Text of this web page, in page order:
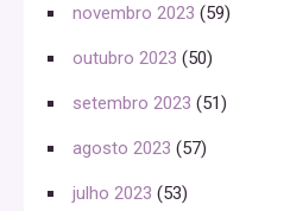
novembro 2023 (59)
outubro 2023 (50)
setembro 2023 (51)
agosto 2023 (57)
julho 2023 (53)